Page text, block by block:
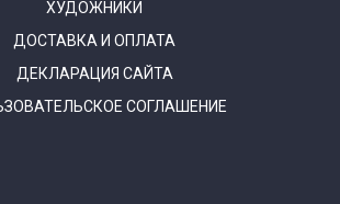
ХУДОЖНИКИ
ДОСТАВКА И ОПЛАТА
ДЕКЛАРАЦИЯ САЙТА
СОГЛАШЕНИЕ